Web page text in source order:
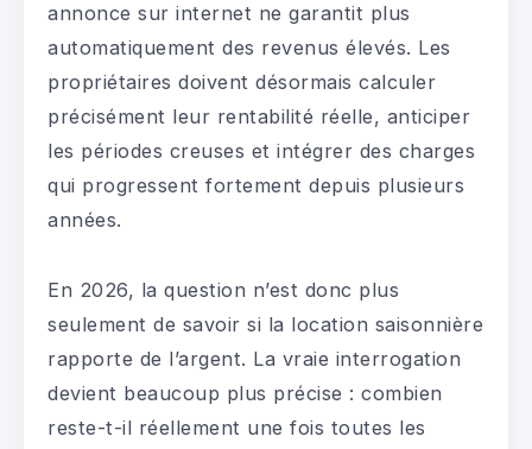
annonce sur internet ne garantit plus
automatiquement des revenus élevés. Les
propriétaires doivent désormais calculer
précisément leur rentabilité réelle, anticiper
les périodes creuses et intégrer des charges
qui progressent fortement depuis plusieurs
années.
En 2026, la question n’est donc plus
seulement de savoir si la location saisonnière
rapporte de l’argent. La vraie interrogation
devient beaucoup plus précise : combien
reste-t-il réellement une fois toutes les